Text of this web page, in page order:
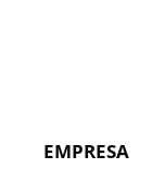
EMPRESA